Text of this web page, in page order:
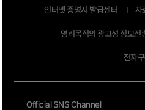
Official SNS Channel
인터넷 증명서 발급센터 자
영리목적의 광고성 정보전
전자